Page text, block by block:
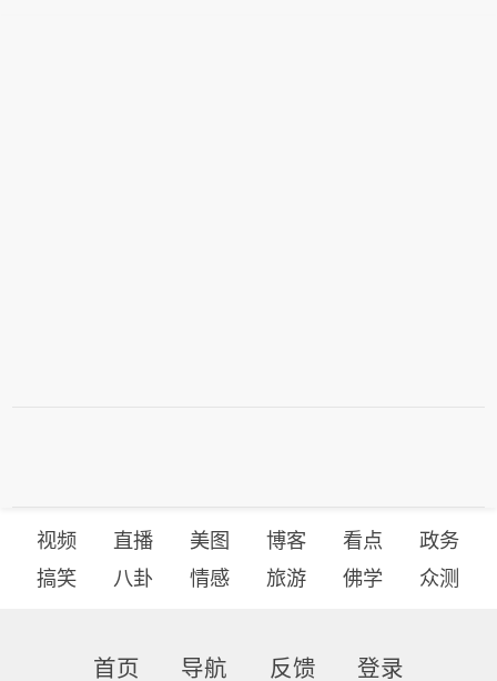
视频 直播 美图 博客 看点
政务
搞笑
八卦 情感 旅游 佛学 众测
首页 导航 反馈 登录